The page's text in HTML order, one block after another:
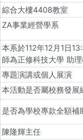
綜合大樓4408教室
ZA事業經營學系
本系於112年12月1日
師為正修科技大學 助
專題演講或個人展演
本活動是否屬校務發展
是否為學校專款全額補
陳隆輝主任